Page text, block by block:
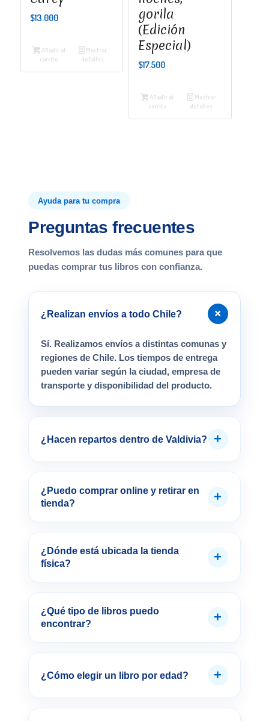
$13.000
Añadir al
carrito
Mostrar
detalles
gorila
(Edición
Especial)
$17.500
Añadir al
carrito
Mostrar
detalles
Ayuda para tu compra
Preguntas frecuentes
Resolvemos las dudas más comunes para que
puedas comprar tus libros con confianza.
¿Realizan envíos a todo Chile? +
Sí. Realizamos envíos a distintas comunas y
regiones de Chile. Los tiempos de entrega
pueden variar según la ciudad, empresa de
transporte y disponibilidad del producto.
¿Hacen repartos dentro de Valdivia? +
¿Puedo comprar online y retirar en
tienda?
+
¿Dónde está ubicada la tienda
física?
+
¿Qué tipo de libros puedo
encontrar?
+
¿Cómo elegir un libro por edad? +